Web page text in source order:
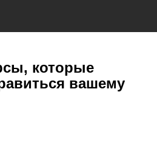
которые
вашему